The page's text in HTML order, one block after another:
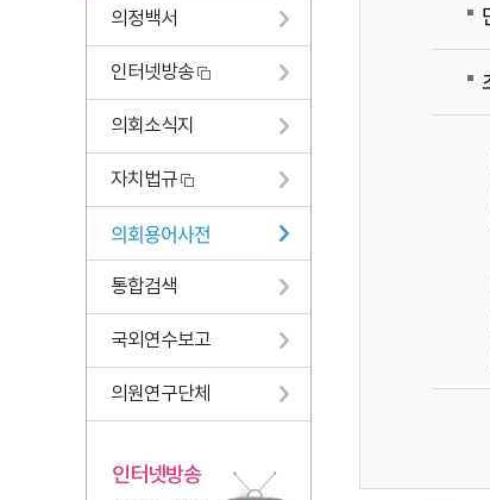
의정백서
인터넷방송
의회소식지
자치법규
의회용어사전
통합검색
국외연수보고
의원연구단체
인터넷방송